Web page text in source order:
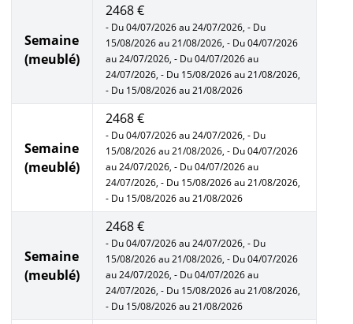
Semaine
(meublé)
2468 €
- Du 04/07/2026 au 24/07/2026, - Du
15/08/2026 au 21/08/2026, - Du 04/07/2026
au 24/07/2026, - Du 04/07/2026 au
24/07/2026, - Du 15/08/2026 au 21/08/2026,
- Du 15/08/2026 au 21/08/2026
Semaine
(meublé)
2468 €
- Du 04/07/2026 au 24/07/2026, - Du
15/08/2026 au 21/08/2026, - Du 04/07/2026
au 24/07/2026, - Du 04/07/2026 au
24/07/2026, - Du 15/08/2026 au 21/08/2026,
- Du 15/08/2026 au 21/08/2026
Semaine
(meublé)
2468 €
- Du 04/07/2026 au 24/07/2026, - Du
15/08/2026 au 21/08/2026, - Du 04/07/2026
au 24/07/2026, - Du 04/07/2026 au
24/07/2026, - Du 15/08/2026 au 21/08/2026,
- Du 15/08/2026 au 21/08/2026